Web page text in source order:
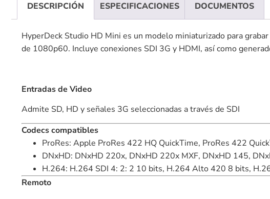
DESCRIPCIÓN ESPECIFICACIONES DOCUMENTOS
HyperDeck Studio HD Mini es un modelo miniaturizado para
de 1080p60. Incluye conexiones SDI 3G y HDMI, así como
Entradas de Video
Admite SD, HD y señales 3G seleccionadas a través de SDI
Codecs compatibles
ProRes: Apple ProRes 422 HQ QuickTime, ProRes 422
DNxHD: DNxHD 220x, DNxHD 220x MXF, DNxHD 145,
H.264: H.264 SDI 4: 2: 2 10 bits, H.264 Alto 420 8 bits,
Remoto